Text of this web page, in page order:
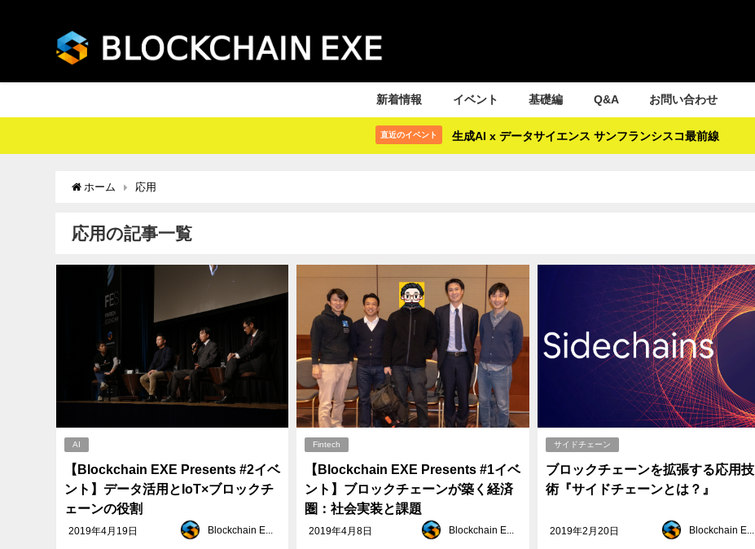
新着情報 イベント 基礎編 Q&A お問い合わせ
直近のイベント 生成AI x データサイエンス サンフランシスコ最前線
ホーム 応用
応用の記事一覧
AI
【Blockchain EXE Presents #2イベ
ント】データ活用とIoT×ブロックチ
ェーンの役割
2019年4月19日
Fintech
【Blockchain EXE Presents #1イベ
ント】ブロックチェーンが築く経済
圏：社会実装と課題
2019年4月8日 Blockchain EXE
サイドチェーン
ブロックチェーンを拡張する応用技
術『サイドチェーンとは？』
2019年2月20日 Blockchain EXE